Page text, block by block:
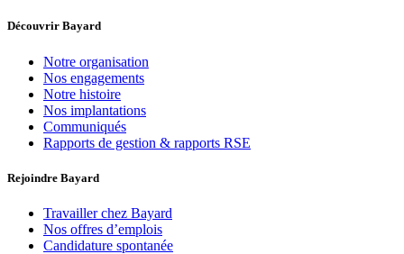
Découvrir Bayard
Notre organisation
Nos engagements
Notre histoire
Nos implantations
Communiqués
Rapports de gestion & rapports RSE
Rejoindre Bayard
Travailler chez Bayard
Nos offres d’emplois
Candidature spontanée